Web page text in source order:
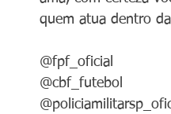
quem atua dentro
@fpf_oficial
@cbf_futebol